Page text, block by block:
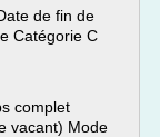
de fin de
Catégorie C
complet
vacant) Mode